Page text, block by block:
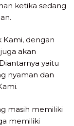
ketika sedang
dengan
akan
yaitu
nyaman dan
masih memiliki
memiliki